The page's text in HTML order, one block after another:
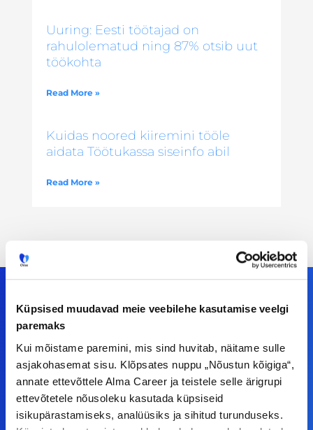
Küpsised muudavad meie veebilehe kasutamise veelgi
paremaks
Kui mõistame paremini, mis sind huvitab, näitame sulle
asjakohasemat sisu. Klõpsates nuppu „Nõustun kõigiga“,
annate ettevõttele Alma Career ja teistele selle ärigrupi
ettevõtetele nõusoleku kasutada küpsiseid
isikupärastamiseks, analüüsiks ja sihitud turunduseks.
Uuring: Eesti töötajad on
rahulolematud ning 87% otsib uut
töökohta
Read More »
Kuidas noored kiiremini tööle
aidata Töötukassa siseinfo abil
Read More »
Tööelublogi.ee lehelt leiad kõik vajaliku, et olla
kursis tööturu uudistega. Kui sul on
ettepanekuid erinevate teemade osas või soovid
teha koostööd, siis võta meiega julgelt ühendust.